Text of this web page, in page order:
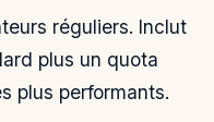
réguliers. Inclut
plus un quota
plus performants.